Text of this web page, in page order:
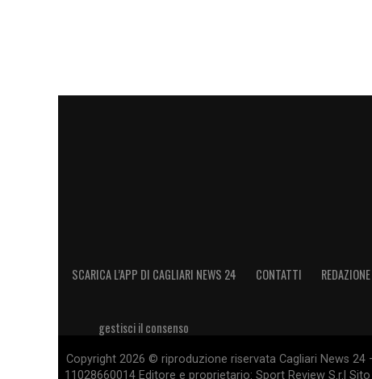
SCARICA L’APP DI CAGLIARI NEWS 24 CONTATTI REDAZIONE
gestisci il consenso
Copyright 2026 © riproduzione riservata Cagliari News
11028660014 Editore e proprietario: Sport Review S.r.l